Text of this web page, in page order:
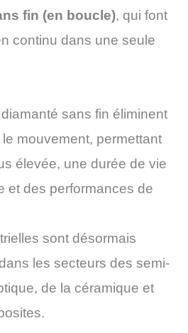
fin (en boucle), qui font
continu dans une seule
sans fin éliminent
mouvement, permettant
élevée, une durée de vie
et des performances de
sont désormais
les secteurs des semi-
de la céramique et